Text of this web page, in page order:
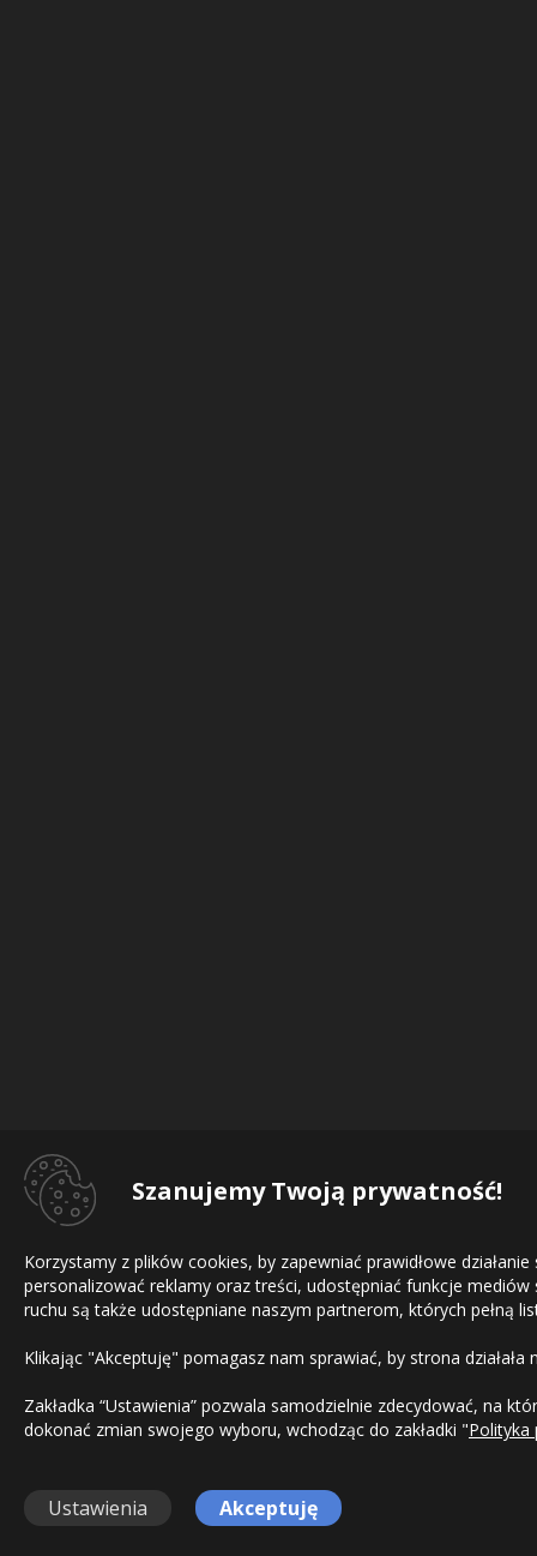
Szanujemy Twoją prywatność!
Korzystamy z plików cookies, by zapewniać prawidłowe
personalizować reklamy oraz treści, udostępniać funkcje
ruchu są także udostępniane naszym partnerom, których pełną
Klikając "Akceptuję" pomagasz nam sprawiać, by strona działała
Zakładka “Ustawienia” pozwala samodzielnie zdecydować, na
dokonać zmian swojego wyboru, wchodząc do zakładki "Polityka
Ustawienia Akceptuję